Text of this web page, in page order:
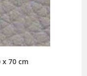
x 70 cm